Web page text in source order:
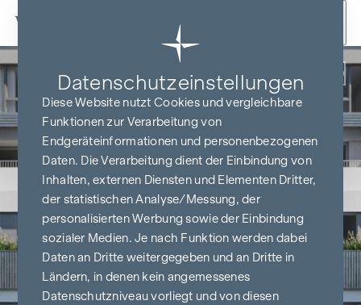
Zum Inhalt springen
Zurück
Datenschutz­einstellungen
Diese Website nutzt Cookies und vergleichbare
Funktionen zur Verarbeitung von
Endgeräteinformationen und personenbezogenen
Daten. Die Verarbeitung dient der Einbindung von
Inhalten, externen Diensten und Elementen Dritter,
der statistischen Analyse/Messung, der
personalisierten Werbung sowie der Einbindung
sozialer Medien. Je nach Funktion werden dabei
Daten an Dritte weitergegeben und an Dritte in
Ländern, in denen kein angemessenes
Datenschutzniveau vorliegt und von diesen